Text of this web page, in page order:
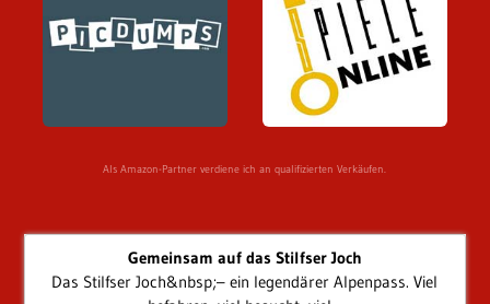
Als Amazon-Partner verdiene ich an qualifizierten Verkäufen.
Gemeinsam auf das Stilfser Joch
Das Stilfser Joch&nbsp;– ein legendärer Alpenpass. Viel